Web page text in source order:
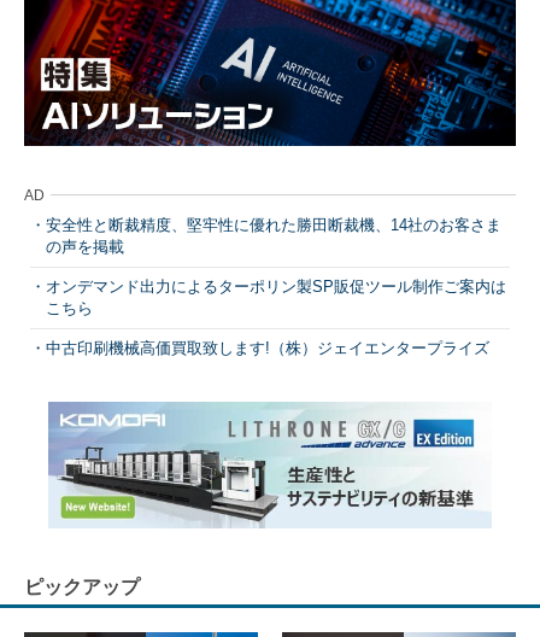
AD
安全性と断裁精度、堅牢性に優れた勝田断裁機、14社のお客さま
の声を掲載
オンデマンド出力によるターポリン製SP販促ツール制作ご案内は
こちら
中古印刷機械高価買取致します!（株）ジェイエンタープライズ
ピックアップ